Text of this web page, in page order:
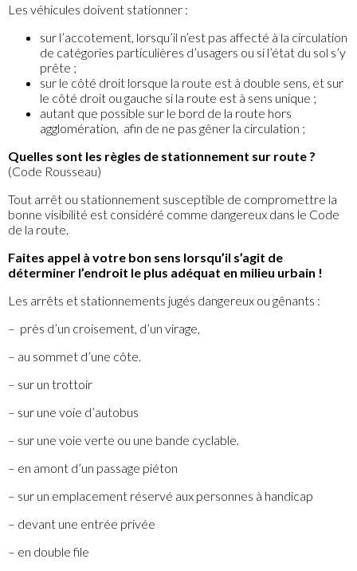
Les véhicules doivent stationner :
sur l’accotement, lorsqu’il n’est pas affecté à la circulation
de catégories particulières d’usagers ou si l’état du sol s’y
prête ;
sur le côté droit lorsque la route est à double sens, et sur
le côté droit ou gauche si la route est à sens unique ;
autant que possible sur le bord de la route hors
agglomération, afin de ne pas gêner la circulation ;
Quelles sont les règles de stationnement sur route ?
(Code Rousseau)
Tout arrêt ou stationnement susceptible de compromettre la
bonne visibilité est considéré comme dangereux dans le Code
de la route.
Faites appel à votre bon sens lorsqu’il s’agit de
déterminer l’endroit le plus adéquat en milieu urbain !
Les arrêts et stationnements jugés dangereux ou gênants :
– près d’un croisement, d’un virage,
– au sommet d’une côte.
– sur un trottoir
– sur une voie d’autobus
– sur une voie verte ou une bande cyclable.
– en amont d’un passage piéton
– sur un emplacement réservé aux personnes à handicap
– devant une entrée privée
– en double file